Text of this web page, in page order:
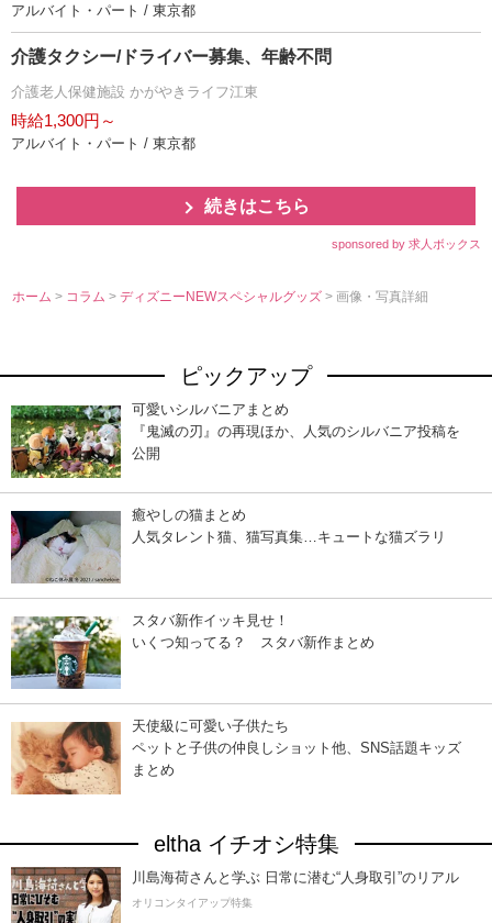
アルバイト・パート / 東京都
介護タクシー/ドライバー募集、年齢不問
介護老人保健施設 かがやきライフ江東
時給1,300円～
アルバイト・パート / 東京都
続きはこちら
sponsored by 求人ボックス
ホーム > コラム>ディズニーNEWスペシャルグッズ> 画像・写真詳細
ピックアップ
可愛いシルバニアまとめ
『鬼滅の刃』の再現ほか、人気のシルバニア投稿を
公開
癒やしの猫まとめ
人気タレント猫、猫写真集…キュートな猫ズラリ
スタバ新作イッキ見せ！
いくつ知ってる？ スタバ新作まとめ
天使級に可愛い子供たち
ペットと子供の仲良しショット他、SNS話題キッズ
まとめ
eltha イチオシ特集
川島海荷さんと学ぶ 日常に潜む“人身取引”のリアル
オリコンタイアップ特集